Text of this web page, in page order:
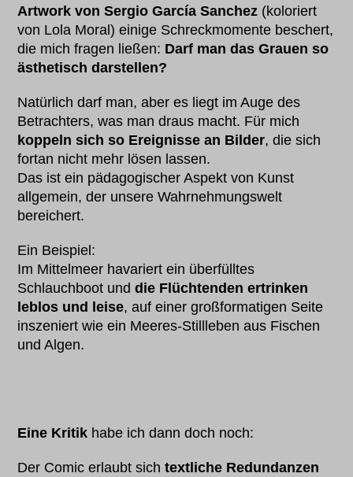
Artwork von Sergio García Sanchez (koloriert
von Lola Moral) einige Schreckmomente beschert,
die mich fragen ließen: Darf man das Grauen so
ästhetisch darstellen?
Natürlich darf man, aber es liegt im Auge des
Betrachters, was man draus macht. Für mich
koppeln sich so Ereignisse an Bilder, die sich
fortan nicht mehr lösen lassen.
Das ist ein pädagogischer Aspekt von Kunst
allgemein, der unsere Wahrnehmungswelt
bereichert.
Ein Beispiel:
Im Mittelmeer havariert ein überfülltes
Schlauchboot unddie Flüchtenden ertrinken
leblos und leise, auf einer großformatigen Seite
inszeniert wie ein Meeres-Stillleben aus Fischen
und Algen.
Eine Kritik habe ich dann doch noch:
Der Comic erlaubt sichtextliche Redundanzen